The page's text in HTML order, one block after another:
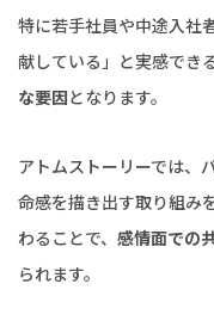
特に若手社員や中途入社
献している」と実感でき
な要因となります。
アトムストーリーでは、
命感を描き出す取り組み
わることで、 感情面での
られます。